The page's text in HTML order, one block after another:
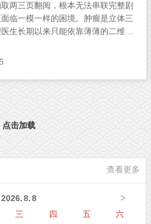
两三页翻阅，根本无法串联完整剧
临一模一样的困境。肿瘤是立体三
生长期以来只能依靠薄薄的二维切
平面切片极易遗漏关键病变区域，
在国际学术期刊《细胞》（Cell）
，推出全新超快速三维病理技术平
理，创新性融合快速组织透明化技
，解决了三维病理成像周期漫长的
点击加载
查看更多
>
2026.8.8
三 四 五 六